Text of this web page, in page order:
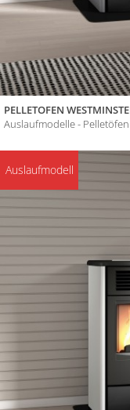
PELLETOFEN
Auslaufmodelle - Pelletöfen
Auslaufmodell